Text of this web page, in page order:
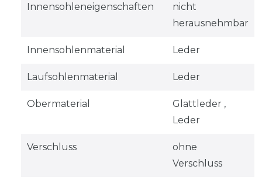
Innensohleneigenschaften
nicht
herausnehmbar
Innensohlenmaterial Leder
Laufsohlenmaterial Leder
Obermaterial
Glattleder ,
Leder
Verschluss
ohne
Verschluss